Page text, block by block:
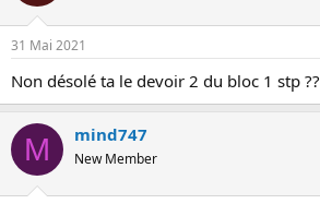
31 Mai 2021
Non désolé ta le devoir 2 du bloc 1 stp ??
M mind747
New Member